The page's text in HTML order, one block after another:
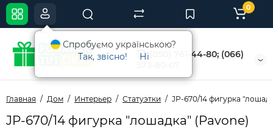
(050) 761-44-80; (066)
0
Главная Дом Интерьер Статуэтки JP-670/14 фигурка
JP-670/14 фигурка "лошадка" (Pavone)
Спробуємо українською?
Так, звісно!
Ні